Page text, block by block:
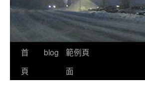
跳
至
首
頁
blog
範例頁
面